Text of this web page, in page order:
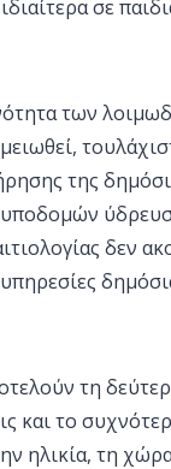
σε
των
της
δεν
τη
και το
ηλικία, τη